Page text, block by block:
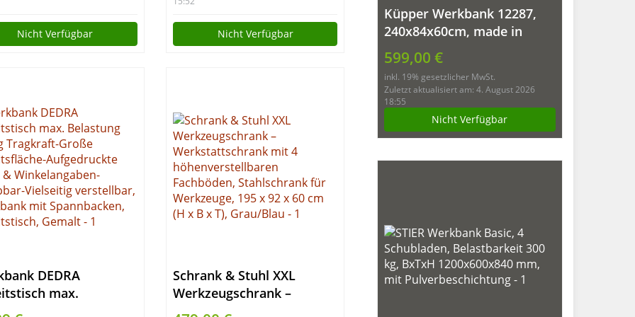
mit
Nicht Verfügbar Nicht Verfügbar
DEDRA
max.
100kg Tragkraft-
Schrank & Stuhl XXL
Werkzeugschrank –
Werkstattschrank mit 4
Küpper Werkbank 12287,
240x84x60cm, made in
Germany
599,00 €
inkl. 19% gesetzlicher MwSt.
Zuletzt aktualisiert am: 4. August 2026
18:55
Nicht Verfügbar